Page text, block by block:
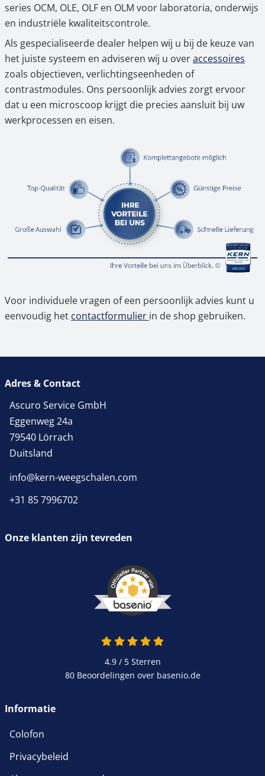
series OCM, OLE, OLF en OLM voor laboratoria, onderwijs
en industriële kwaliteitscontrole.
Als gespecialiseerde dealer helpen wij u bij de keuze van
het juiste systeem en adviseren wij u overaccessoires
zoals objectieven, verlichtingseenheden of
contrastmodules. Ons persoonlijk advies zorgt ervoor
dat u een microscoop krijgt die precies aansluit bij uw
werkprocessen en eisen.
Voor individuele vragen of een persoonlijk advies kunt u
eenvoudig het contactformulier in de shop gebruiken.
Adres & Contact
Ascuro Service GmbH
Eggenweg 24a
79540 Lörrach
Duitsland
info@kern-weegschalen.com
+31 85 7996702
Onze klanten zijn tevreden
4.9 / 5Sterren
80 Beoordelingen over basenio.de
Informatie
Colofon
Privacybeleid